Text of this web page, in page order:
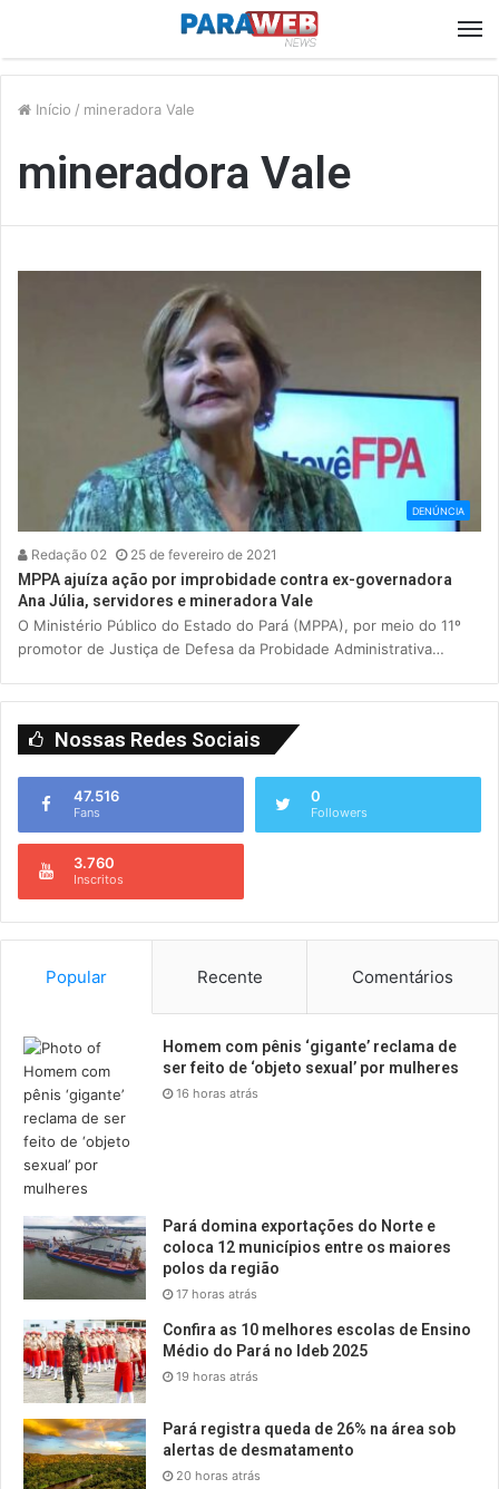
Início / mineradora Vale
mineradora Vale
DENÚNCIA
Redação 02 25 de fevereiro de 2021
MPPA ajuíza ação por improbidade contra ex-governadora
Ana Júlia, servidores e mineradora Vale
O Ministério Público do Estado do Pará (MPPA), por meio do 11º
promotor de Justiça de Defesa da Probidade Administrativa…
Nossas Redes Sociais
47.516
Fans
0
Followers
3.760
Inscritos
Popular Recente Comentários
Homem com pênis ‘gigante’ reclama de
ser feito de ‘objeto sexual’ por mulheres
16 horas atrás
Pará domina exportações do Norte e
coloca 12 municípios entre os maiores
polos da região
17 horas atrás
Confira as 10 melhores escolas de Ensino
Médio do Pará no Ideb 2025
19 horas atrás
Pará registra queda de 26% na área sob
alertas de desmatamento
20 horas atrás